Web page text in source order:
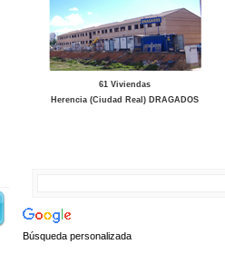
61 Viviendas
Herencia (Ciudad Real) DRAGADOS
Búsqueda personalizada